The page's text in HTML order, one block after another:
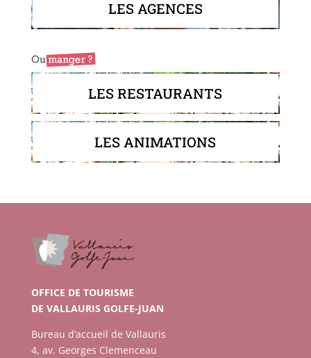
LES AGENCES
LES RESTAURANTS
LES ANIMATIONS
OFFICE DE TOURISME
DE VALLAURIS GOLFE-JUAN
Bureau d’accueil de Vallauris
4, av. Georges Clemenceau